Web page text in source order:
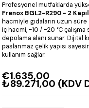
Profesyonel mutfaklarda
Frenox BGL2-R290 - 2
hacmiyle gıdaların uzun süre
iç hacmi, -10 / -20 °C çalışma
depolama alanı sunar.
paslanmaz çelik yapısı
kullanım sağlar.
€1.635,00
₺89.271,00 (KDV